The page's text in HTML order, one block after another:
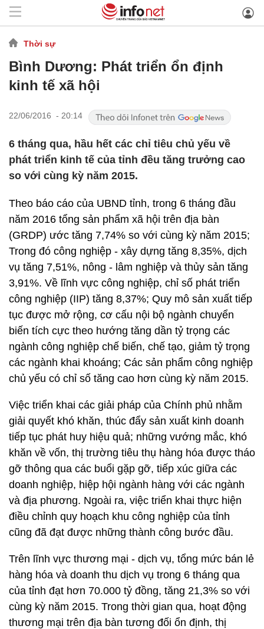
Thời sự
Bình Dương: Phát triển ổn định
kinh tế xã hội
22/06/2016 - 20:14
6 tháng qua, hầu hết các chỉ tiêu chủ yếu về
phát triển kinh tế của tỉnh đều tăng trưởng cao
so với cùng kỳ năm 2015.
Theo báo cáo của UBND tỉnh, trong 6 tháng đầu
năm 2016 tổng sản phẩm xã hội trên địa bàn
(GRDP) ước tăng 7,74% so với cùng kỳ năm 2015;
Trong đó công nghiệp - xây dựng tăng 8,35%, dịch
vụ tăng 7,51%, nông - lâm nghiệp và thủy sản tăng
3,91%. Về lĩnh vực công nghiệp, chỉ số phát triển
công nghiệp (IIP) tăng 8,37%; Quy mô sản xuất tiếp
tục được mở rộng, cơ cấu nội bộ ngành chuyển
biến tích cực theo hướng tăng dần tỷ trọng các
ngành công nghiệp chế biến, chế tạo, giảm tỷ trọng
các ngành khai khoáng; Các sản phẩm công nghiệp
chủ yếu có chỉ số tăng cao hơn cùng kỳ năm 2015.
Việc triển khai các giải pháp của Chính phủ nhằm
giải quyết khó khăn, thúc đẩy sản xuất kinh doanh
tiếp tục phát huy hiệu quả; những vướng mắc, khó
khăn về vốn, thị trường tiêu thụ hàng hóa được tháo
gỡ thông qua các buổi gặp gỡ, tiếp xúc giữa các
doanh nghiệp, hiệp hội ngành hàng với các ngành
và địa phương. Ngoài ra, việc triển khai thực hiện
điều chỉnh quy hoạch khu công nghiệp của tỉnh
cũng đã đạt được những thành công bước đầu.
Trên lĩnh vực thương mại - dịch vụ, tổng mức bán lẻ
hàng hóa và doanh thu dịch vụ trong 6 tháng qua
của tỉnh đạt hơn 70.000 tỷ đồng, tăng 21,3% so với
cùng kỳ năm 2015. Trong thời gian qua, hoạt động
thương mại trên địa bàn tương đối ổn định, thị